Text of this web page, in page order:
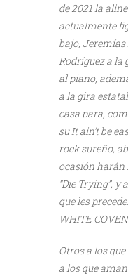
de 2021 la
actualmente
bajo, Jeremías
Rodríguez a la
al piano,
a la gira
casa para,
su It ain’t be
rock sureño,
ocasión harán
“Die Trying”,
que les
WHITE
Otros a los
a los que